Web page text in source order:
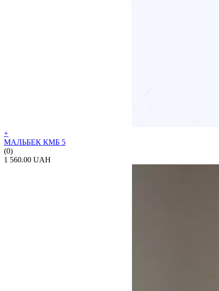
+
МАЛЬБЕК КМБ 5
(0)
1 560.00 UAH